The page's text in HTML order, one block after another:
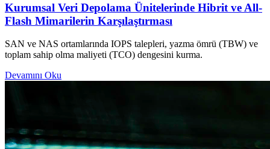
Kurumsal Veri Depolama Ünitelerinde Hibrit ve All-
Flash Mimarilerin Karşılaştırması
SAN ve NAS ortamlarında IOPS talepleri, yazma ömrü (TBW) ve
toplam sahip olma maliyeti (TCO) dengesini kurma.
Devamını Oku